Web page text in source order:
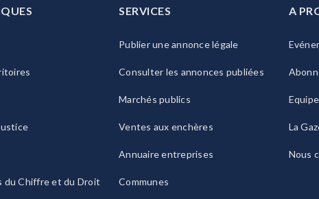
du Chiffre et du Droit
SERVICES
Publier une annonce légale
Consulter les annonces publiées
Marchés publics
Ventes aux enchères
Annuaire entreprises
Communes
A
Equipe
La
Nous